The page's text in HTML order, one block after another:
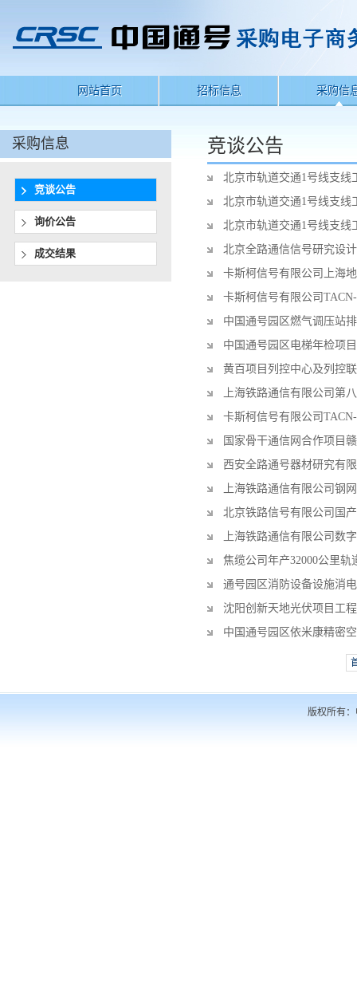
网站首页 招标信息 采购信
采购信息
竞谈公告
询价公告
成交结果
竞谈公告
北京市轨道交通1号线支
北京市轨道交通1号线支
北京市轨道交通1号线支
北京全路通信信号研究设
卡斯柯信号有限公司上海
卡斯柯信号有限公司
中国通号园区燃气调压站
中国通号园区电梯年检项
黄百项目列控中心及列控
上海铁路通信有限公司第
卡斯柯信号有限公司
国家骨干通信网合作项目
西安全路通号器材研究有
上海铁路通信有限公司钢
北京铁路信号有限公司国
上海铁路通信有限公司数
焦缆公司年产32000公里
通号园区消防设备设施消
沈阳创新天地光伏项目工
中国通号园区依米康精密
版权所有